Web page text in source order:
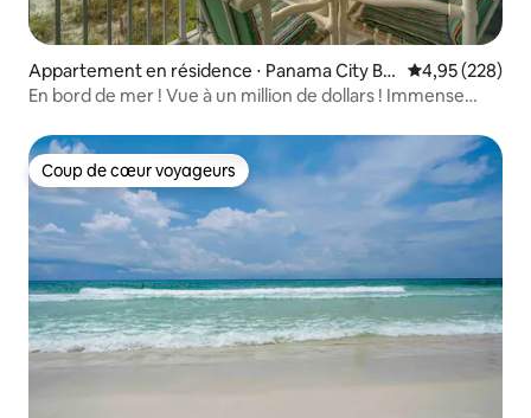
Appartement en résidence ⋅ Panama City Be
ach
Évaluation
4,95 (228)
En bord de mer ! Vue à un million de dollars ! Immense
Coup de cœur voyageurs
Coup de cœur voyageurs